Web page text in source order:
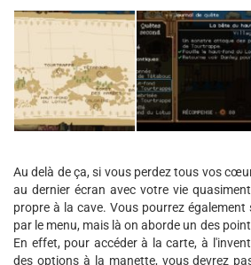
Au delà de ça, si vous perdez tous vos
au dernier écran avec votre vie
propre à la cave. Vous pourrez
par le menu, mais là on aborde un des
En effet, pour accéder à la carte, à
des options à la manette, vous devrez